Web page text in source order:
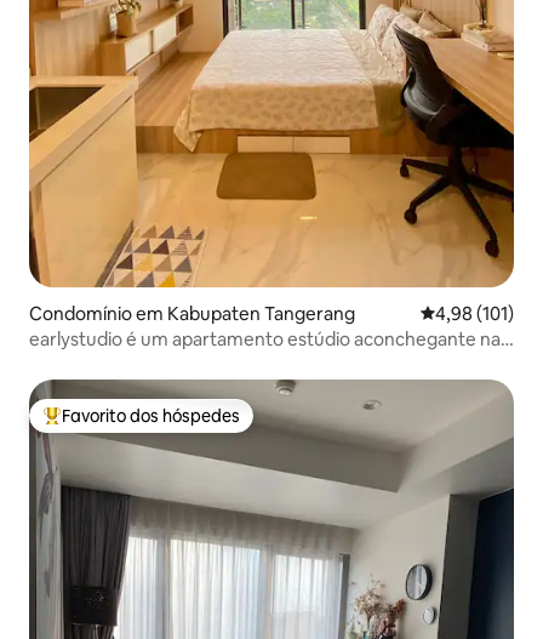
Condomínio em Kabupaten Tangerang Classificação
4,98 (101)
earlystudio é um apartamento estúdio aconchegante na
Favoritos dos hóspedes mais apreciados
Favorito dos hóspedes